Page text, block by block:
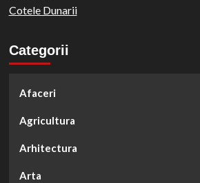
Cotele Dunarii
Categorii
Afaceri
Agricultura
Arhitectura
Arta